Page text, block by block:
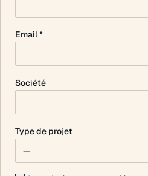
Email *
Société
Type de projet
—